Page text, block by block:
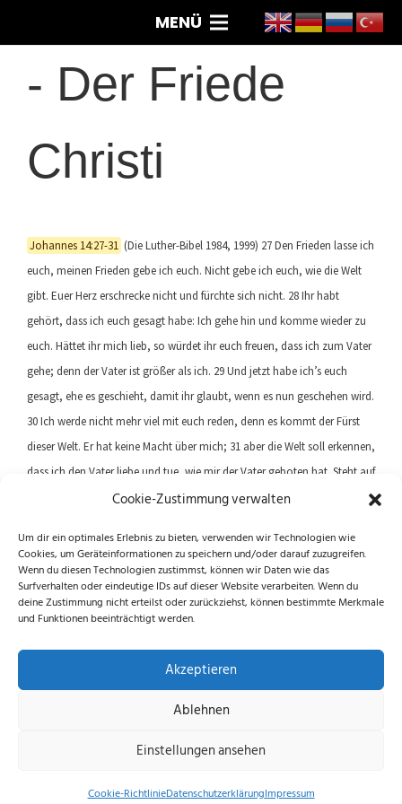
Cookie-Zustimmung verwalten
Um dir ein optimales Erlebnis zu bieten, verwenden wir Technologien wie
Cookies, um Geräteinformationen zu speichern und/oder darauf zuzugreifen.
Wenn du diesen Technologien zustimmst, können wir Daten wie das
Surfverhalten oder eindeutige IDs auf dieser Website verarbeiten. Wenn du
deine Zustimmung nicht erteilst oder zurückziehst, können bestimmte Merkmale
und Funktionen beeinträchtigt werden.
Akzeptieren
Ablehnen
Einstellungen ansehen
Cookie-RichtlinieDatenschutzerklärungImpressum
MENÜ
- Der Friede
Christi
Johannes 14:27-31 (Die Luther-Bibel 1984, 1999) 27 Den Frieden lasse ich
euch, meinen Frieden gebe ich euch. Nicht gebe ich euch, wie die Welt
gibt. Euer Herz erschrecke nicht und fürchte sich nicht. 28 Ihr habt
gehört, dass ich euch gesagt habe: Ich gehe hin und komme wieder zu
euch. Hättet ihr mich lieb, so würdet ihr euch freuen, dass ich zum Vater
gehe; denn der Vater ist größer als ich. 29 Und jetzt habe ich’s euch
gesagt, ehe es geschieht, damit ihr glaubt, wenn es nun geschehen wird.
30 Ich werde nicht mehr viel mit euch reden, denn es kommt der Fürst
dieser Welt. Er hat keine Macht über mich; 31 aber die Welt soll erkennen,
dass ich den Vater liebe und tue, wie mir der Vater geboten hat. Steht auf
und lasst uns von hier weggehen.
Next article
Previous article
Folge uns auf Instagram und Facebook!
Datenschutzerklärung|Impressum
Richtlinie (EU)
© 2026 echus.de